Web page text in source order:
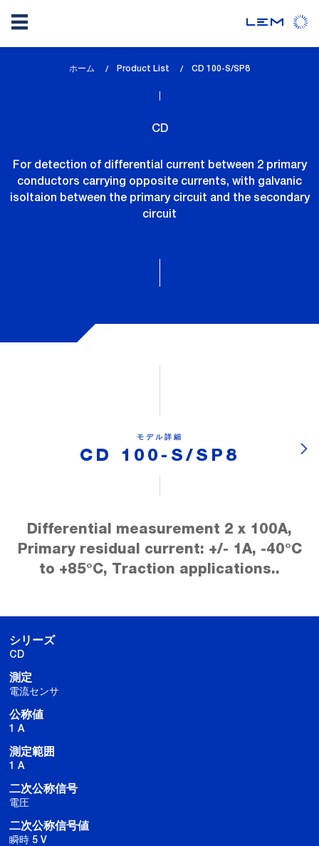
に
ホーム Product List
lem_current_page
CD 100-S/SP8
CD
For detection of differential current between 2 primary
conductors carrying opposite currents, with galvanic
isoltaion between the primary circuit and the secondary
circuit
モデル詳細
CD 100-S/SP8
Differential measurement 2 x 100A,
Primary residual current: +/- 1A, -40°C
to +85°C, Traction applications..
シリーズ
CD
測定
電流センサ
公称値
1 A
測定範囲
1 A
二次公称信号
電圧
二次公称信号値
瞬時 5 V